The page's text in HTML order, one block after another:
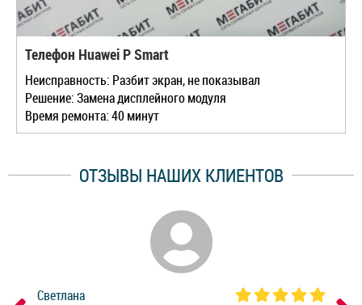
Телефон Huawei P Smart
Неисправность: Разбит экран, не показывал
Решение: Замена дисплейного модуля
Время ремонта: 40 минут
ОТЗЫВЫ НАШИХ КЛИЕНТОВ
Светлана